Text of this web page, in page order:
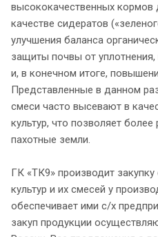
высококачественных кормов
качестве сидератов
улучшения баланса
защиты почвы от
и, в конечном итоге,
Представленные в данном
смеси часто высевают в
культур, что позволяет
пахотные земли.
ГК «ТК9» производит
культур и их смесей у
обеспечивает ими с/х
закуп продукции